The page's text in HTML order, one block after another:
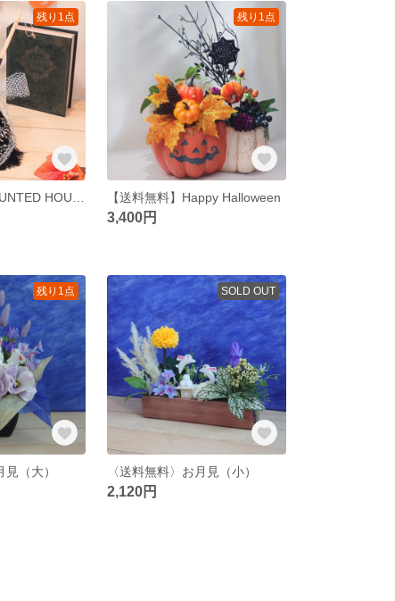
残り1点 残り1点
【送料無料】Happy Halloween
3,400円
残り1点
見（大）
SOLD OUT
〈送料無料〉お月見（小）
2,120円